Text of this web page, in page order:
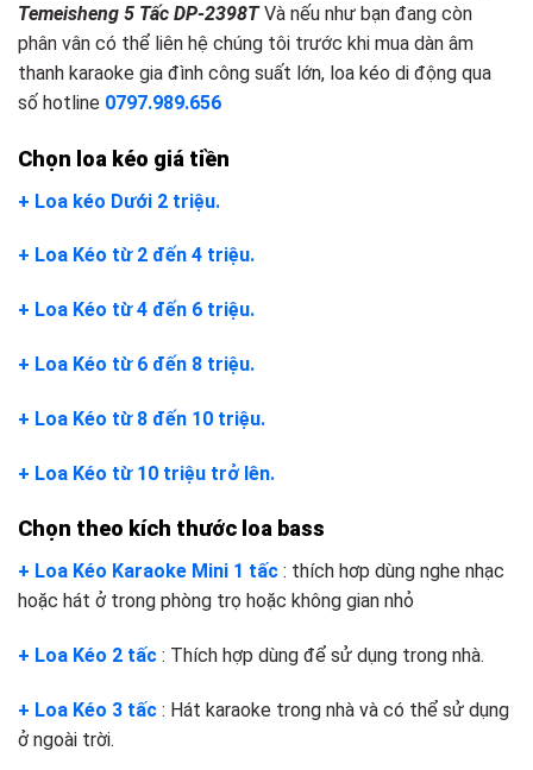
Temeisheng 5 Tấc DP-2398T Và nếu như bạn đang còn
phân vân có thể liên hệ chúng tôi trước khi mua dàn âm
thanh karaoke gia đình công suất lớn, loa kéo di động qua
số hotline 0797.989.656
Chọn loa kéo giá tiền
+ Loa kéo Dưới 2 triệu.
+ Loa Kéo từ 2 đến 4 triệu.
+ Loa Kéo từ 4 đến 6 triệu.
+ Loa Kéo từ 6 đến 8 triệu.
+ Loa Kéo từ 8 đến 10 triệu.
+ Loa Kéo từ 10 triệu trở lên.
Chọn theo kích thước loa bass
+ Loa Kéo Karaoke Mini 1 tấc : thích hơp dùng nghe nhạc
hoặc hát ở trong phòng trọ hoặc không gian nhỏ
+ Loa Kéo 2 tấc : Thích hợp dùng để sử dụng trong nhà.
+ Loa Kéo 3 tấc : Hát karaoke trong nhà và có thể sử dụng
ở ngoài trời.